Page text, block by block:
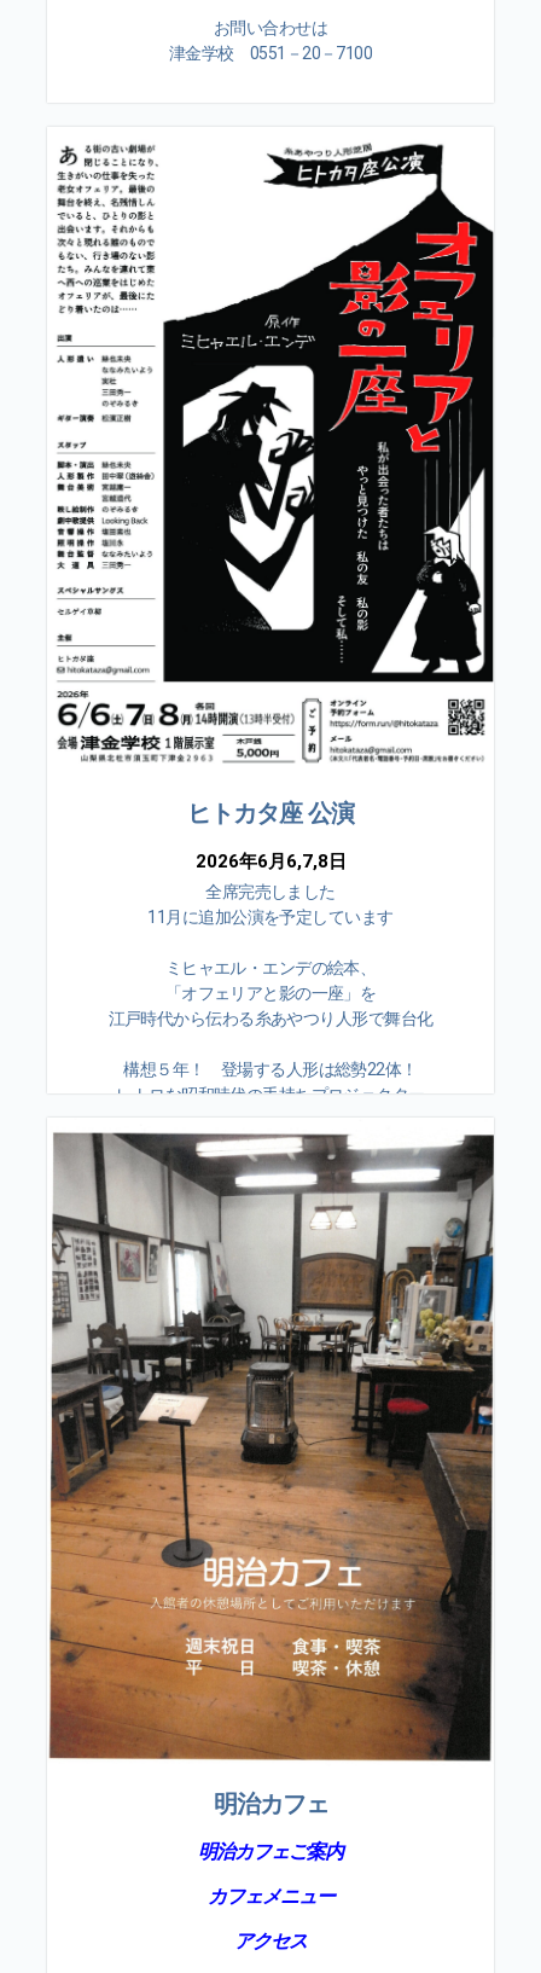
お問い合わせは
津金学校 0551－20－7100
ヒトカタ座 公演
2026年6月6,7,8日
全席完売しました
11月に追加公演を予定しています
ミヒャエル・エンデの絵本、
「オフェリアと影の一座」を
江戸時代から伝わる糸あやつり人形で舞台化
構想５年！ 登場する人形は総勢22体！
レトロな昭和時代の手持ちプロジェクター
明治カフェ
明治カフェご案内
カフェメニュー
アクセス